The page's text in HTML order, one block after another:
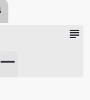
subject